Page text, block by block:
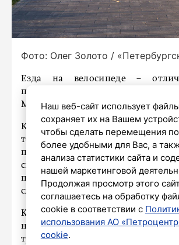
Фото: Олег Золото /
Езда на велосипеде –
позаботиться о своем
Минздраве РФ.
Как говорится в сообщении,
телеграм-канале ведомства,
положительно влияют на
систему, тренируют мышцы
повышают выносливость и
сжиганию калорий.
Кроме того, езда на
настроение и сон. Также
транспорта предотвращает
Наш веб-сайт использует
сохраняет их на Вашем
чтобы сделать перемещения по
более удобными для Вас, а
анализа статистики сайта и
нашей маркетинговой
Продолжая просмотр этого
соглашаетесь на обработку
cookie в соответствии с
использования АО
cookie.